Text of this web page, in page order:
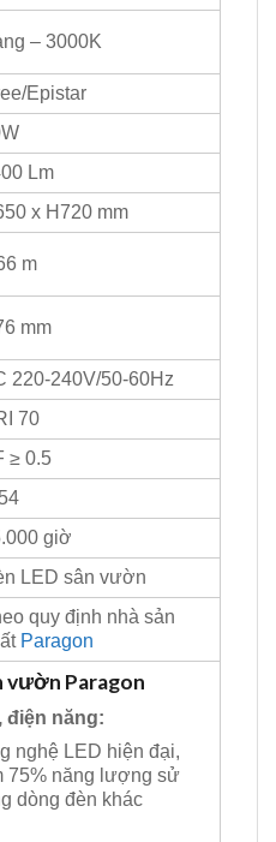
– 3000K
Epistar
Lm
x H720 mm
m
mm
220-240V/50-60Hz
70
≥ 0.5
giờ
LED sân vườn
quy định nhà sản
Paragon
vườn Paragon
điện năng:
nghệ LED hiện đại,
75% năng lượng sử
dòng đèn khác